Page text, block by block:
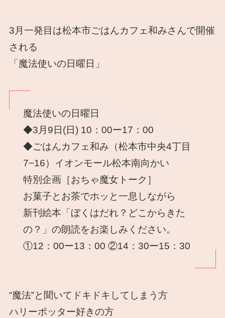
3月一発目は松本市ごはんカフェ和みさんで開催
される
「魔法使いの日曜日」
魔法使いの日曜日
◆3月9日(日) 10：00ー17：00
◆ごはんカフェ和み（松本市中央4丁目
7−16）イオンモール松本南向かい
特別企画［おちゃ魔女トーク］
お菓子とお茶でホッと一息しながら
新刊絵本「ぼくはだれ？どこからきた
の？」の朗読をお楽しみください。
①12：00ー13：00 ②14：30ー15：30
“魔法”と聞いてドキドキしてしまう方
ハリーポッター好きの方